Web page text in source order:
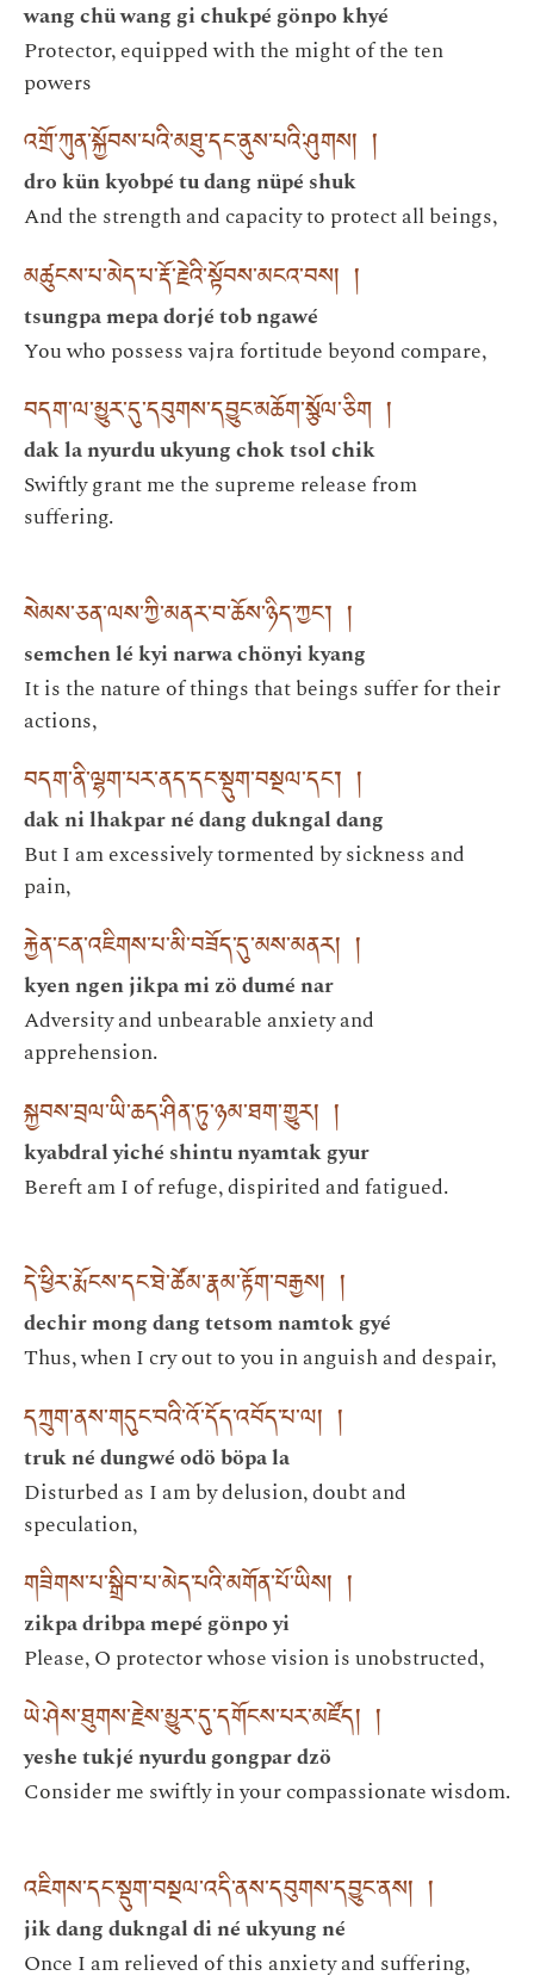
wang chü wang gi chukpé gönpo khyé
Protector, equipped with the might of the ten
powers
འགྲོ་ཀུན་སྐྱོབས་པའི་མཐུ་དང་ནུས་པའི་ཤུགས། །
dro kün kyobpé tu dang nüpé shuk
And the strength and capacity to protect all beings,
མཚུངས་པ་མེད་པ་རྡོ་རྗེའི་སྟོབས་མངའ་བས། །
tsungpa mepa dorjé tob ngawé
You who possess vajra fortitude beyond compare,
བདག་ལ་མྱུར་དུ་དབུགས་དབྱུང་མཆོག་སྩོལ་ཅིག །
dak la nyurdu ukyung chok tsol chik
Swiftly grant me the supreme release from
suffering.
སེམས་ཅན་ལས་ཀྱི་མནར་བ་ཆོས་ཉིད་ཀྱང་། །
semchen lé kyi narwa chönyi kyang
It is the nature of things that beings suffer for their
actions,
བདག་ནི་ལྷག་པར་ནད་དང་སྡུག་བསྔལ་དང་། །
dak ni lhakpar né dang dukngal dang
But I am excessively tormented by sickness and
pain,
རྐྱེན་ངན་འཇིགས་པ་མི་བཟོད་དུ་མས་མནར། །
kyen ngen jikpa mi zö dumé nar
Adversity and unbearable anxiety and
apprehension.
སྐྱབས་བྲལ་ཡི་ཆད་ཤིན་ཏུ་ཉམ་ཐག་གྱུར། །
kyabdral yiché shintu nyamtak gyur
Bereft am I of refuge, dispirited and fatigued.
དེ་ཕྱིར་རྨོངས་དང་ཐེ་ཚོམ་རྣམ་རྟོག་བརྒྱས། །
dechir mong dang tetsom namtok gyé
Thus, when I cry out to you in anguish and despair,
དཀྲུག་ནས་གདུང་བའི་འོ་དོད་འབོད་པ་ལ། །
truk né dungwé odö böpa la
Disturbed as I am by delusion, doubt and
speculation,
གཟིགས་པ་སྒྲིབ་པ་མེད་པའི་མགོན་པོ་ཡིས། །
zikpa dribpa mepé gönpo yi
Please, O protector whose vision is unobstructed,
ཡེ་ཤེས་ཐུགས་རྗེས་མྱུར་དུ་དགོངས་པར་མཛོད། །
yeshe tukjé nyurdu gongpar dzö
Consider me swiftly in your compassionate wisdom.
འཇིགས་དང་སྡུག་བསྔལ་འདི་ནས་དབུགས་དབྱུང་ནས། །
jik dang dukngal di né ukyung né
Once I am relieved of this anxiety and suffering,